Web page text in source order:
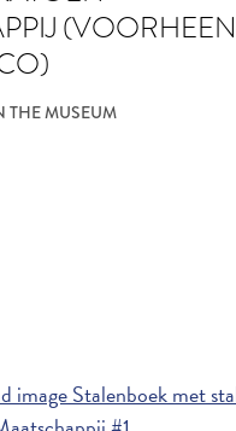
THE MUSEUM
image Stalenboek met